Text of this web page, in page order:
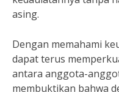
asing.
Dengan memahami
dapat terus
antara anggota-
membuktikan bahwa